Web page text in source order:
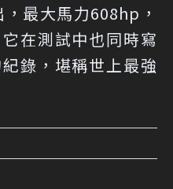
最大馬力608hp，
在測試中也同時寫
錄，堪稱世上最強